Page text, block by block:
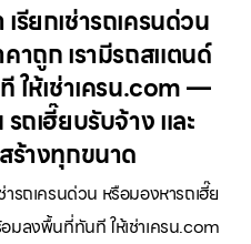
รียกเช่ารถเครนด่วน
าถูก เรามีรถสแตนด์
ห้เช่าเครน.com —
รถเฮี๊ยบรับจ้าง และ
ร้างทุกขนาด
ารถเครนด่วน หรือมองหารถเฮี๊ย
มลงพื้นที่ทันที ให้เช่าเครน.com